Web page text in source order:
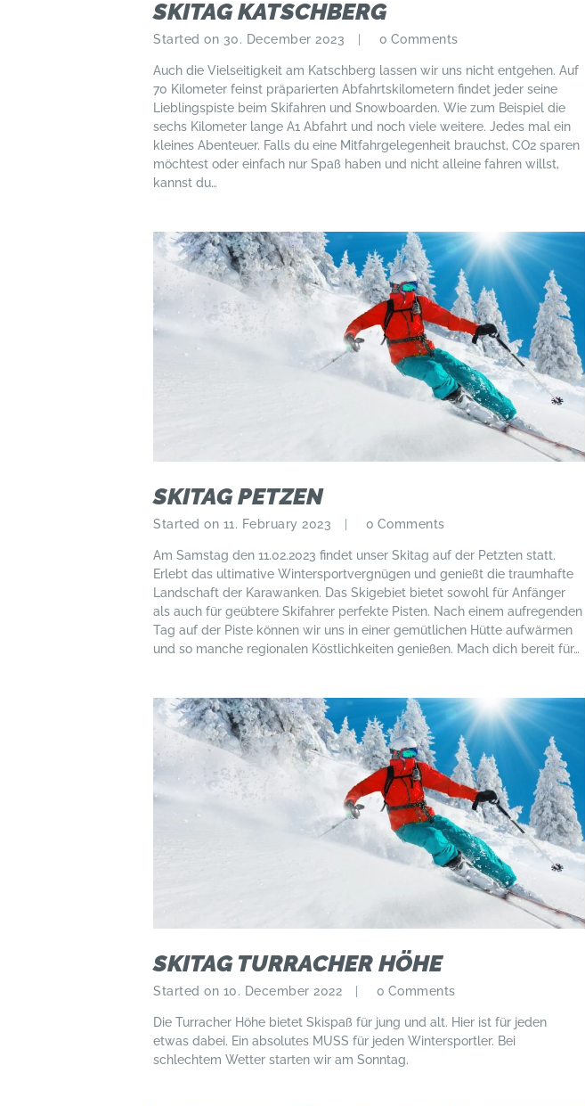
SKITAG KATSCHBERG
Started on 30. December 2023 0 Comments
Auch die Vielseitigkeit am Katschberg lassen wir uns nicht entgehen. Auf
70 Kilometer feinst präparierten Abfahrtskilometern findet jeder seine
Lieblingspiste beim Skifahren und Snowboarden. Wie zum Beispiel die
sechs Kilometer lange A1 Abfahrt und noch viele weitere. Jedes mal ein
kleines Abenteuer. Falls du eine Mitfahrgelegenheit brauchst, CO2 sparen
möchtest oder einfach nur Spaß haben und nicht alleine fahren willst,
kannst du…
SKITAG PETZEN
Started on 11. February 2023 0 Comments
Am Samstag den 11.02.2023 findet unser Skitag auf der Petzten statt.
Erlebt das ultimative Wintersportvergnügen und genießt die traumhafte
Landschaft der Karawanken. Das Skigebiet bietet sowohl für Anfänger
als auch für geübtere Skifahrer perfekte Pisten. Nach einem aufregenden
Tag auf der Piste können wir uns in einer gemütlichen Hütte aufwärmen
und so manche regionalen Köstlichkeiten genießen. Mach dich bereit für…
SKITAG TURRACHER HÖHE
Started on 10. December 2022 0 Comments
Die Turracher Höhe bietet Skispaß für jung und alt. Hier ist für jeden
etwas dabei. Ein absolutes MUSS für jeden Wintersportler. Bei
schlechtem Wetter starten wir am Sonntag.